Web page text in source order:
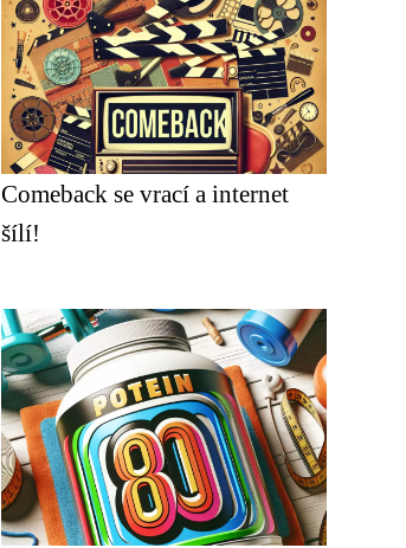
Comeback se vrací a internet
šílí!